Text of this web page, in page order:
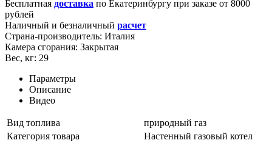
Бесплатная доставка по Екатеринбургу при заказе от 8000
рублей
Наличный и безналичный расчет
Страна-производитель: Италия
Камера сгорания: Закрытая
Вес, кг: 29
Параметры
Описание
Видео
Вид топлива
природный газ
Категория товара
Настенный газовый котел